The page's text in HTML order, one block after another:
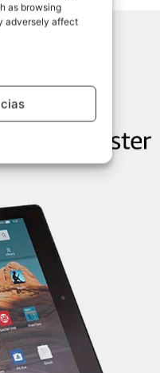
as browsing
adversely affect